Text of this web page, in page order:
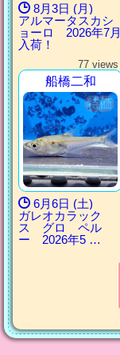
8月3日 (月)
アルマータスカシ
ョーロ 2026年7月
入荷！
77 views
船橋二和
6月6日 (土)
ガレオカラック
ス グロ ペル
ー 2026年5 …